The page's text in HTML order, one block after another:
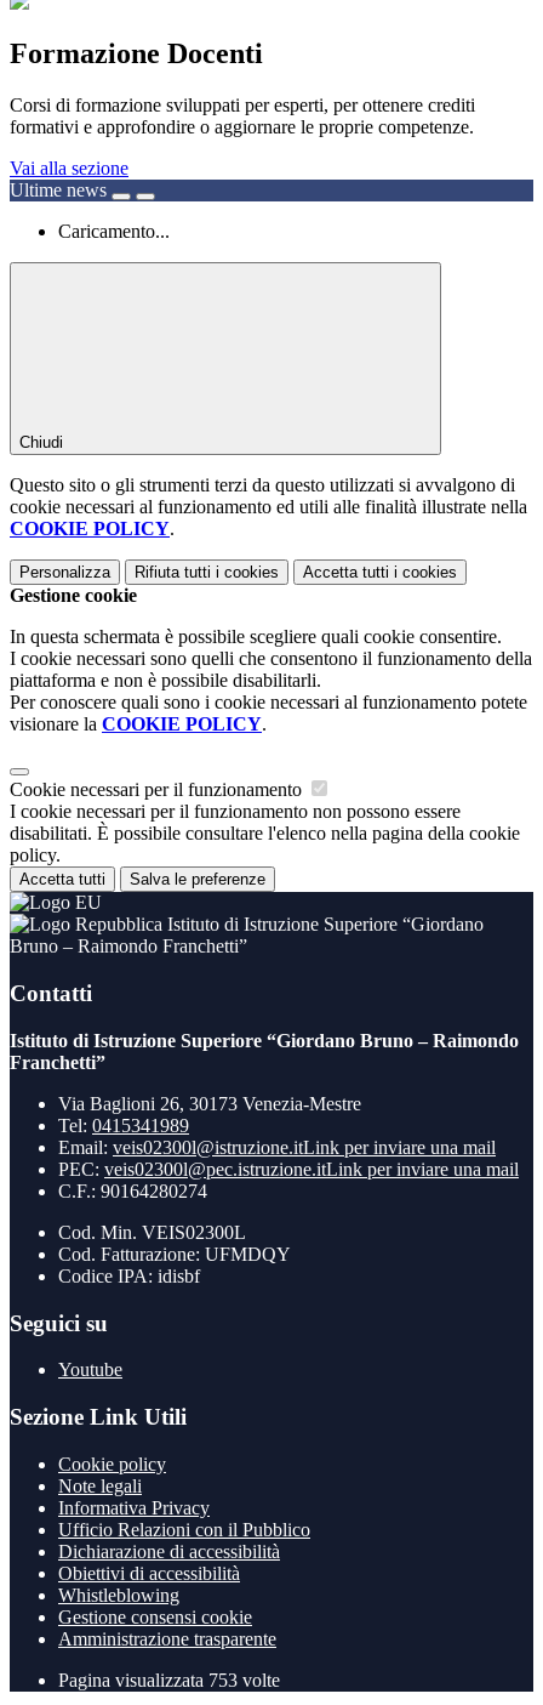
Formazione Docenti
Corsi di formazione sviluppati per esperti, per ottenere crediti
formativi e approfondire o aggiornare le proprie competenze.
Vai alla sezione
Ultime news
Caricamento...
Chiudi
Questo sito o gli strumenti terzi da questo utilizzati si avvalgono di
cookie necessari al funzionamento ed utili alle finalità illustrate nella
COOKIE POLICY.
Personalizza Rifiuta tutti i cookies Accetta tutti i cookies
Gestione cookie
In questa schermata è possibile scegliere quali cookie consentire.
I cookie necessari sono quelli che consentono il funzionamento della
piattaforma e non è possibile disabilitarli.
Per conoscere quali sono i cookie necessari al funzionamento potete
visionare la COOKIE POLICY.
Cookie necessari per il funzionamento
I cookie necessari per il funzionamento non possono essere
disabilitati. È possibile consultare l'elenco nella pagina della cookie
policy.
Accetta tutti Salva le preferenze
Istituto di Istruzione Superiore “Giordano
Bruno – Raimondo Franchetti”
Contatti
Istituto di Istruzione Superiore “Giordano Bruno – Raimondo
Franchetti”
Via Baglioni 26, 30173 Venezia-Mestre
Tel: 0415341989
Email: veis02300l@istruzione.itLink per inviare una mail
PEC: veis02300l@pec.istruzione.itLink per inviare una mail
C.F.: 90164280274
Cod. Min. VEIS02300L
Cod. Fatturazione: UFMDQY
Codice IPA: idisbf
Seguici su
Youtube
Sezione Link Utili
Cookie policy
Note legali
Informativa Privacy
Ufficio Relazioni con il Pubblico
Dichiarazione di accessibilità
Obiettivi di accessibilità
Whistleblowing
Gestione consensi cookie
Amministrazione trasparente
Pagina visualizzata 753 volte